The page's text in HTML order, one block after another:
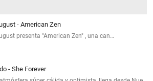
- American Zen
presenta "American Zen" , una can…
- She Forever